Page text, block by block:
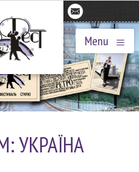
Menu ≡
УКРАЇНА